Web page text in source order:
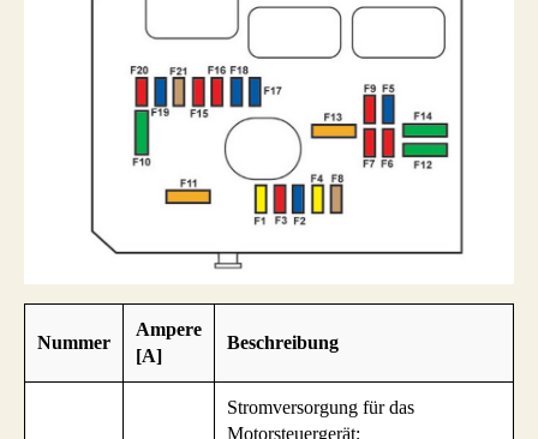
Nummer
Ampere
[A]
Beschreibung
Stromversorgung für das
Motorsteuergerät;